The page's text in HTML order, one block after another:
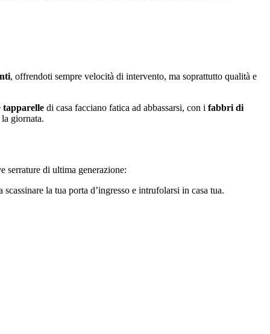
, offrendoti sempre velocità di intervento, ma soprattutto qualità e
tapparelle di casa facciano fatica ad abbassarsi, con i fabbri di
giornata.
serrature di ultima generazione:
la tua porta d’ingresso e intrufolarsi in casa tua.